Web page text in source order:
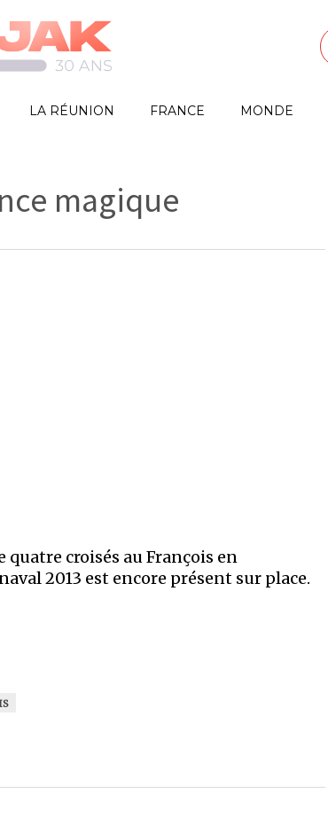
LA RÉUNION FRANCE MONDE
magique
croisés au François en
2013 est encore présent sur place.